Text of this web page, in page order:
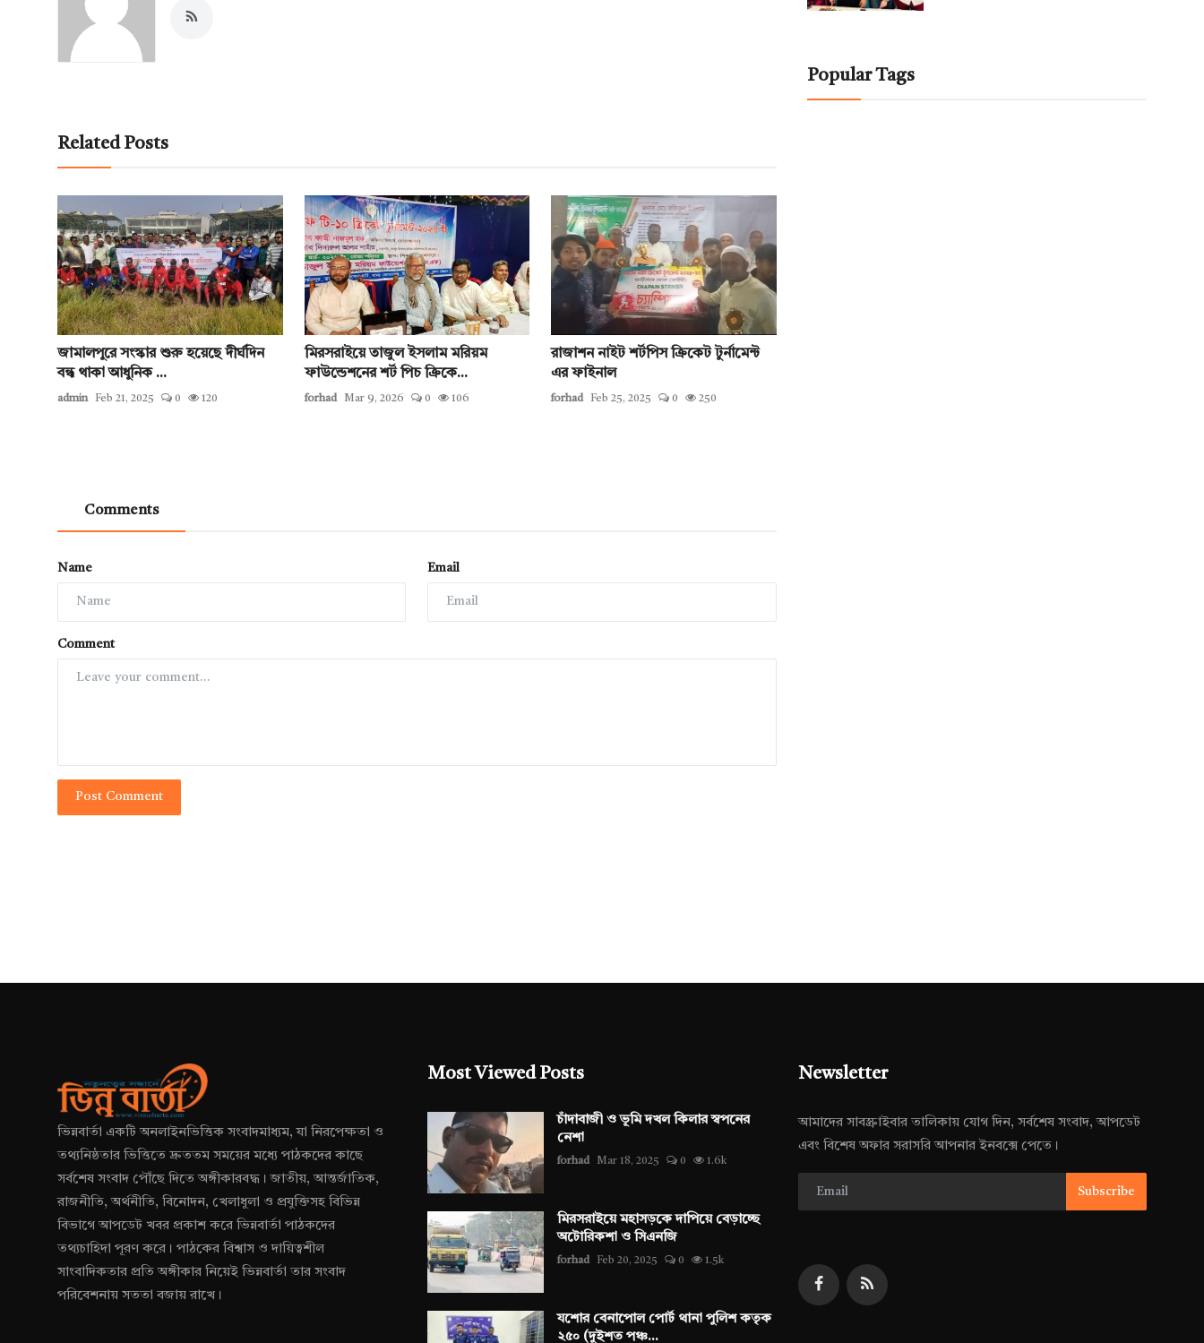
Related Posts
জামালপুরে সংস্কার শুরু হয়েছে দীর্ঘদিন
বন্ধ থাকা আধুনিক ...
admin Feb 21, 2025 0 120
মিরসরাইয়ে তাজুল ইসলাম মরিয়ম
ফাউন্ডেশনের শর্ট পিচ ক্রিকে...
forhad Mar 9, 2026 0 106
রাজাশন নাইট শর্টপিস ক্রিকেট টুর্নামেন্ট
এর ফাইনাল
forhad Feb 25, 2025 0 250
Comments
Name Email
Comment
Post Comment
Popular Tags
ভিন্নবার্তা একটি অনলাইনভিত্তিক সংবাদমাধ্যম, যা নিরপেক্ষতা ও
তথ্যনিষ্ঠতার ভিত্তিতে দ্রুততম সময়ের মধ্যে পাঠকদের কাছে
সর্বশেষ সংবাদ পৌঁছে দিতে অঙ্গীকারবদ্ধ। জাতীয়, আন্তর্জাতিক,
রাজনীতি, অর্থনীতি, বিনোদন, খেলাধুলা ও প্রযুক্তিসহ বিভিন্ন
বিভাগে আপডেট খবর প্রকাশ করে ভিন্নবার্তা পাঠকদের
তথ্যচাহিদা পূরণ করে। পাঠকের বিশ্বাস ও দায়িত্বশীল
সাংবাদিকতার প্রতি অঙ্গীকার নিয়েই ভিন্নবার্তা তার সংবাদ
পরিবেশনায় সততা বজায় রাখে।
Most Viewed Posts
চাঁদাবাজী ও ভূমি দখল কিলার স্বপনের
নেশা
forhad Mar 18, 2025 0 1.6k
মিরসরাইয়ে মহাসড়কে দাপিয়ে বেড়াচ্ছে
অটোরিকশা ও সিএনজি
forhad Feb 20, 2025 0 1.5k
যশোর বেনাপোল পোর্ট থানা পুলিশ কতৃক
২৫০ (দুইশত পঞ্চ...
Newsletter
আমাদের সাবস্ক্রাইবার তালিকায় যোগ দিন, সর্বশেষ সংবাদ, আপডেট
এবং বিশেষ অফার সরাসরি আপনার ইনবক্সে পেতে।
Subscribe